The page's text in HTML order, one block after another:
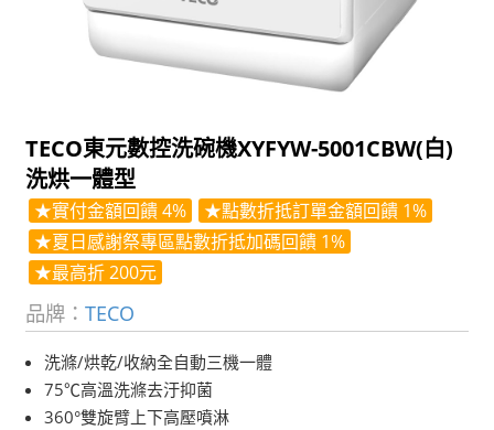
TECO東元數控洗碗機XYFYW-5001CBW(白)
洗烘一體型
★實付金額回饋 4%
★點數折抵訂單金額回饋 1%
★夏日感謝祭專區點數折抵加碼回饋 1%
★最高折 200元
品牌： TECO
洗滌/烘乾/收納全自動三機一體
75℃高溫洗滌去汙抑菌
360°雙旋臂上下高壓噴淋